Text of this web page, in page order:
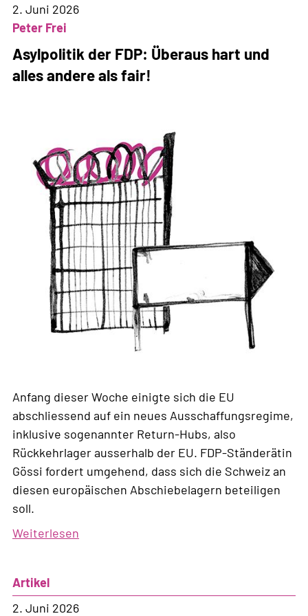
2. Juni 2026
Peter Frei
Asylpolitik der FDP: Überaus hart und
alles andere als fair!
Anfang dieser Woche einigte sich die EU
abschliessend auf ein neues Ausschaffungsregime,
inklusive sogenannter Return-Hubs, also
Rückkehrlager ausserhalb der EU. FDP-Ständerätin
Gössi fordert umgehend, dass sich die Schweiz an
diesen europäischen Abschiebelagern beteiligen
soll.
Weiterlesen
Artikel
2. Juni 2026